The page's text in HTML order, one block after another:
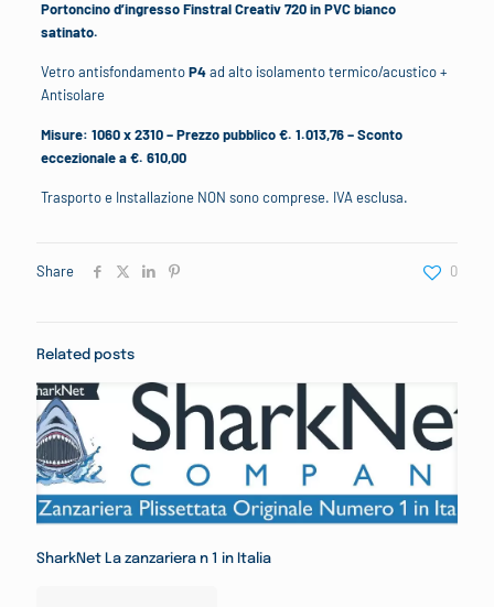
Portoncino d’ingresso Finstral Creativ 720 in PVC bianco
satinato.
Vetro antisfondamentoP4ad alto isolamento termico/acustico +
Antisolare
Misure: 1060 x 2310 – Prezzo pubblico €. 1.013,76 – Sconto
eccezionale a €. 610,00
Trasporto e Installazione NON sono comprese. IVA esclusa.
Share 0
Related posts
SharkNet La zanzariera n 1 in Italia